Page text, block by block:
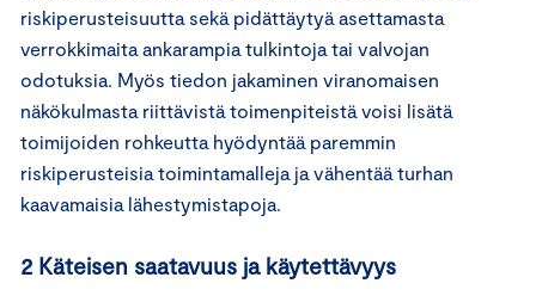
riskiperusteisuutta sekä pidättäytyä asettamasta
verrokkimaita ankarampia tulkintoja tai valvojan
odotuksia. Myös tiedon jakaminen viranomaisen
näkökulmasta riittävistä toimenpiteistä voisi lisätä
toimijoiden rohkeutta hyödyntää paremmin
riskiperusteisia toimintamalleja ja vähentää turhan
kaavamaisia lähestymistapoja.
2 Käteisen saatavuus ja käytettävyys